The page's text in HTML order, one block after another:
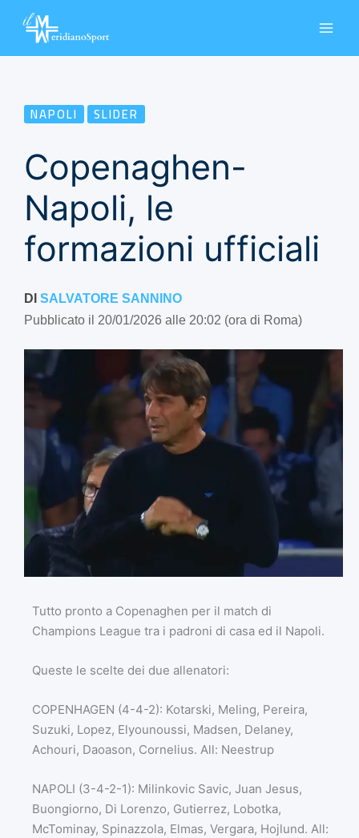
NAPOLI SLIDER
Copenaghen-
Napoli, le
formazioni ufficiali
DI SALVATORE SANNINO
Pubblicato il 20/01/2026 alle 20:02 (ora di Roma)
Tutto pronto a Copenaghen per il match di
Champions League tra i padroni di casa ed il Napoli.
Queste le scelte dei due allenatori:
COPENHAGEN (4-4-2): Kotarski, Meling, Pereira,
Suzuki, Lopez, Elyounoussi, Madsen, Delaney,
Achouri, Daoason, Cornelius. All: Neestrup
NAPOLI (3-4-2-1): Milinkovic Savic, Juan Jesus,
Buongiorno, Di Lorenzo, Gutierrez, Lobotka,
McTominay, Spinazzola, Elmas, Vergara, Hojlund. All: